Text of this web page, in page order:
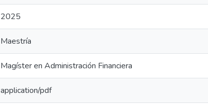
2025
Maestría
Magíster en Administración Financiera
application/pdf